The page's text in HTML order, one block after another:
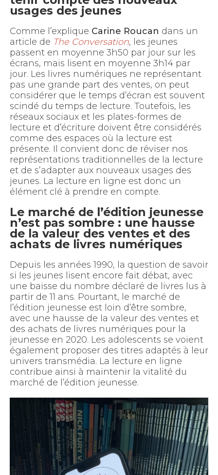
usages des jeunes
Comme l’explique Carine Roucan dans un
article de The Conversation, les jeunes
passent en moyenne 3h50 par jour sur les
écrans, mais lisent en moyenne 3h14 par
jour. Les livres numériques ne représentant
pas une grande part des ventes, on peut
considérer que le temps d’écran est souvent
scindé du temps de lecture. Toutefois, les
réseaux sociaux et les plates-formes de
lecture et d’écriture doivent être considérés
comme des espaces où la lecture est
présente. Il convient donc de réviser nos
représentations traditionnelles de la lecture
et de s’adapter aux nouveaux usages des
jeunes. La lecture en ligne est donc un
élément clé à prendre en compte.
Le marché de l’édition jeunesse
n’est pas sombre : une hausse
de la valeur des ventes et des
achats de livres numériques
Depuis les années 1990, la question de savoir
si les jeunes lisent encore fait débat, avec
une baisse du nombre déclaré de livres lus à
partir de 11 ans. Pourtant, le marché de
l’édition jeunesse est loin d’être sombre,
avec une hausse de la valeur des ventes et
des achats de livres numériques pour la
jeunesse en 2020. Les adolescents se voient
également proposer des titres adaptés à leur
univers transmédia. La lecture en ligne
contribue ainsi à maintenir la vitalité du
marché de l’édition jeunesse.